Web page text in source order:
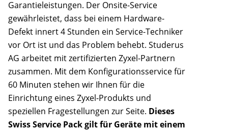
Garantieleistungen. Der Onsite-Service
gewährleistet, dass bei einem Hardware-
Defekt innert 4 Stunden ein Service-Techniker
vor Ort ist und das Problem behebt. Studerus
AG arbeitet mit zertifizierten Zyxel-Partnern
zusammen. Mit dem Konfigurationsservice für
60 Minuten stehen wir Ihnen für die
Einrichtung eines Zyxel-Produkts und
speziellen Fragestellungen zur Seite. Dieses
Swiss Service Pack gilt für Geräte mit einem